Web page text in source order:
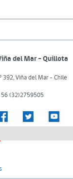
del Mar – Quillota
392, Viña del Mar - Chile
(32)2759505